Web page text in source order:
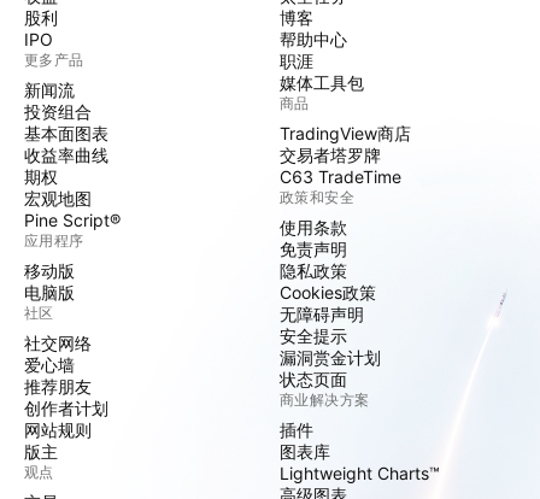
股利
IPO
更多产品
新闻流
投资组合
基本面图表
收益率曲线
期权
宏观地图
Pine Script®
应用程序
移动版
电脑版
社区
社交网络
爱心墙
推荐朋友
创作者计划
网站规则
版主
观点
博客
帮助中心
职涯
媒体工具包
商品
TradingView商店
交易者塔罗牌
C63 TradeTime
政策和安全
使用条款
免责声明
隐私政策
Cookies政策
无障碍声明
安全提示
漏洞赏金计划
状态页面
商业解决方案
插件
图表库
Lightweight Charts™
高级图表